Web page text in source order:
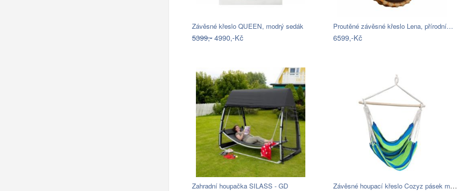
Závěsné křeslo QUEEN, modrý sedák
5399,-4990,-Kč
Proutěné závěsné křeslo Lena, přírodní…
6599,-Kč
Zahradní houpačka SILASS - GD Závěsné houpací křeslo Cozyz pásek modrá